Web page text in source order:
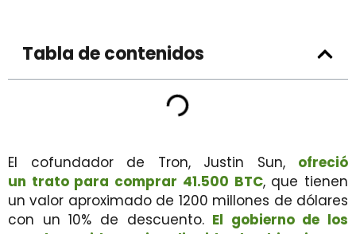
Tabla de contenidos
El cofundador de Tron, Justin Sun, ofreció
un trato para comprar 41.500 BTC, que tienen
un valor aproximado de 1200 millones de dólares
con un 10% de descuento. El gobierno de los